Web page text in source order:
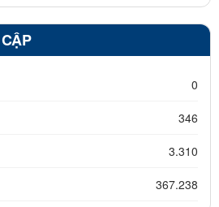
0
346
3.310
367.238